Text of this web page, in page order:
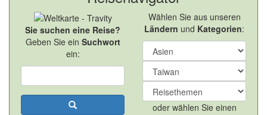
Sie suchen eine Reise?
Geben Sie ein Suchwort
ein:
Wählen Sie aus unseren
Ländern und Kategorien:
oder wählen Sie einen